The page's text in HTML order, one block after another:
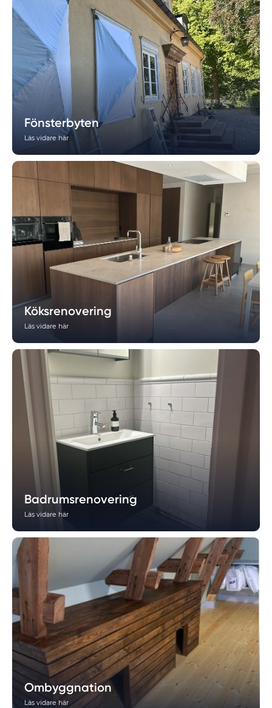
Fönsterbyten
Läs vidare här
Köksrenovering
Läs vidare här
Badrumsrenovering
Läs vidare här
Ombyggnation
Läs vidare här